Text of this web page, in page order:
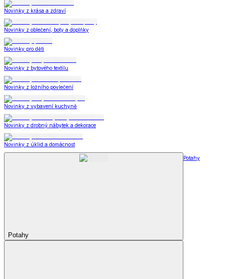
Novinky z krása a zdraví
Novinky z oblečení, boty a doplňky
Novinky pro děti
Novinky z bytového textilu
Novinky z ložního povlečení
Novinky z vybavení kuchyně
Novinky z drobný nábytek a dekorace
Novinky z úklid a domácnost
Potahy
Potahy